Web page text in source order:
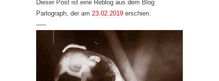
Dieser Post ist eine Reblog aus dem Blog
Parlograph, der am 23.02.2019 erschien.
—–